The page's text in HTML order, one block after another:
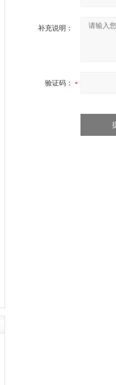
补充说明：
验证码：